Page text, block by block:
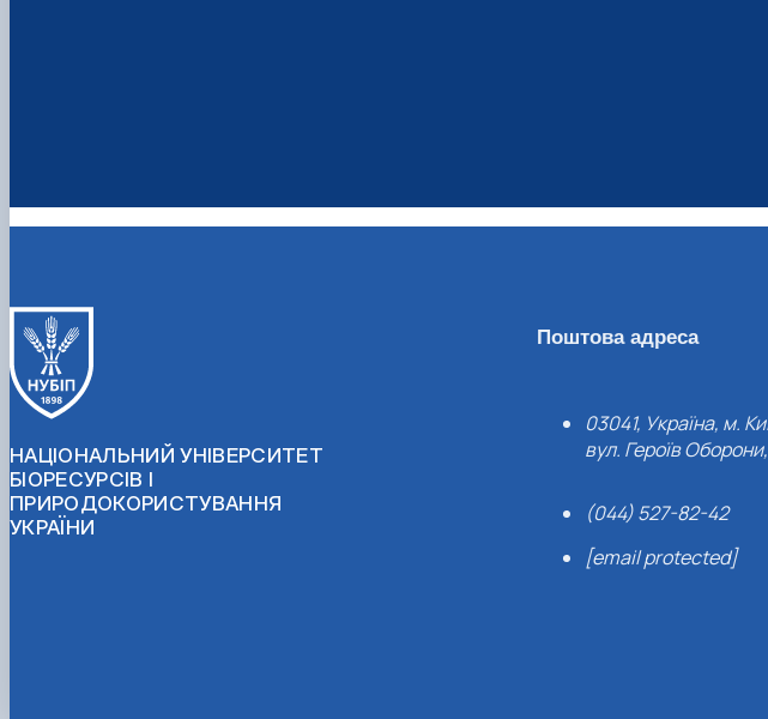
НАЦІОНАЛЬНИЙ УНІВЕРСИТЕТ
БІОРЕСУРСІВ І
ПРИРОДОКОРИСТУВАННЯ
УКРАЇНИ
Поштова адреса
03041, Україна, м.
вул. Героїв
(044) 527-82-42
[email protected]